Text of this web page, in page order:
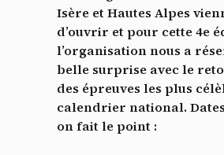
Isère et Hautes Alpes
d’ouvrir et pour cette 4e
l’organisation nous a
belle surprise avec le
des épreuves les plus
calendrier national.
on fait le point :